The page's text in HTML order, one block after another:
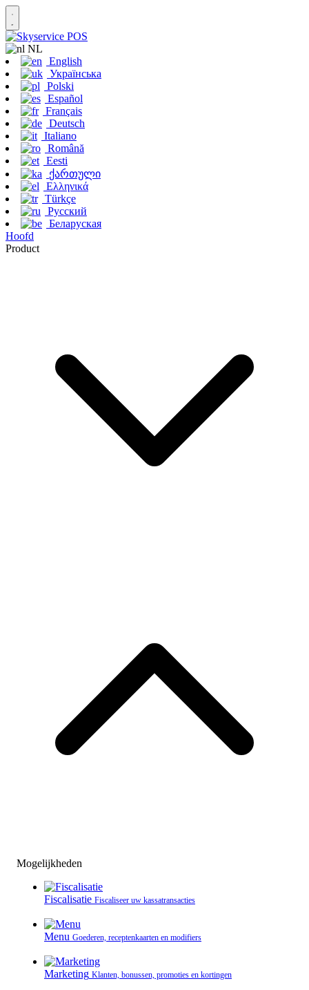
NL
English
Українська
Polski
Español
Français
Deutsch
Italiano
Română
Eesti
ქართული
Ελληνικά
Türkçe
Русский
Беларуская
Hoofd
Product
Mogelijkheden
Fiscalisatie Fiscaliseer uw kassatransacties
Menu Goederen, receptenkaarten en modifiers
Marketing Klanten, bonussen, promoties en kortingen